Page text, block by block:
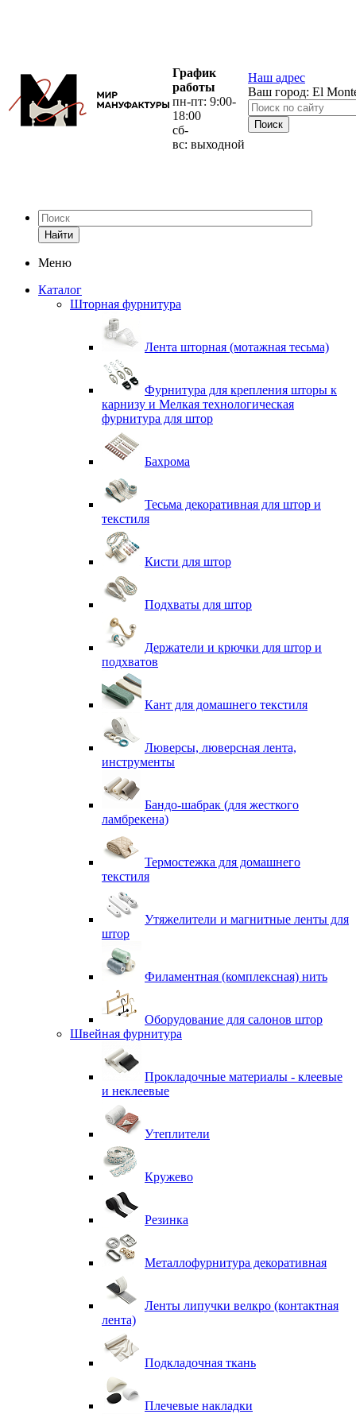
График
работы
пн-пт: 9:00-
18:00
сб-
вс: выходной
Наш адрес
Ваш город: El
Найти
Меню
Каталог
Шторная фурнитура
Лента шторная (мотажная тесьма)
Фурнитура для крепления шторы к
карнизу и Мелкая технологическая
фурнитура для штор
Бахрома
Тесьма декоративная для штор и
текстиля
Кисти для штор
Подхваты для штор
Держатели и крючки для штор и
подхватов
Кант для домашнего текстиля
Люверсы, люверсная лента,
инструменты
Бандо-шабрак (для жесткого
ламбрекена)
Термостежка для домашнего
текстиля
Утяжелители и магнитные ленты для
штор
Филаментная (комплексная) нить
Оборудование для салонов штор
Швейная фурнитура
Прокладочные материалы - клеевые
и неклеевые
Утеплители
Кружево
Резинка
Металлофурнитура декоративная
Ленты липучки велкро (контактная
лента)
Подкладочная ткань
Плечевые накладки